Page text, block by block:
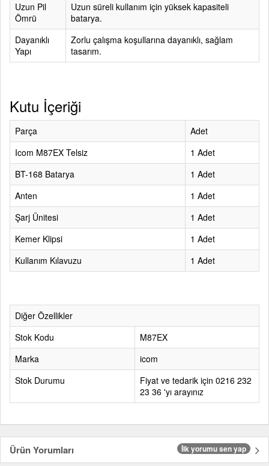
Uzun Pil
Ömrü
Uzun süreli kullanım için yüksek kapasiteli
batarya.
Dayanıklı
Yapı
Zorlu çalışma koşullarına dayanıklı, sağlam
tasarım.
Kutu İçeriği
Parça
Adet
Icom M87EX Telsiz
1 Adet
BT-168 Batarya
1 Adet
Anten
1 Adet
Şarj Ünitesi
1 Adet
Kemer Klipsi
1 Adet
Kullanım Kılavuzu
1 Adet
Diğer Özellikler
Stok Kodu
M87EX
Marka
icom
Stok Durumu
Fiyat ve tedarik için 0216 232
23 36 'yı arayınız
Ürün Yorumları İlk yorumu sen yap